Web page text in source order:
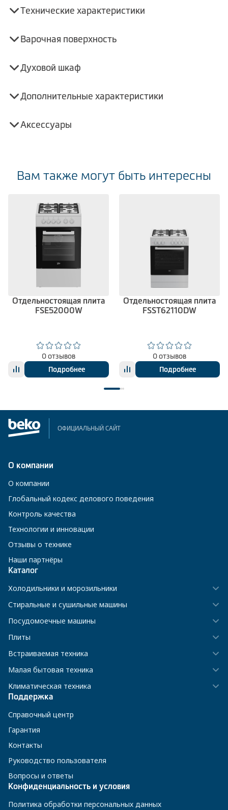
Технические характеристики
Варочная поверхность
Духовой шкаф
Дополнительные характеристики
Аксессуары
Вам также могут быть интересны
Отдельностоящая плита
FSE52000W
0 отзывов
Подробнее
Отдельностоящая плита
FSST62110DW
0 отзывов
Подробнее
ОФИЦИАЛЬНЫЙ САЙТ
О компании
О компании
Глобальный кодекс делового поведения
Контроль качества
Технологии и инновации
Отзывы о технике
Наши партнёры
Каталог
Холодильники и морозильники
Стиральные и сушильные машины
Посудомоечные машины
Плиты
Встраиваемая техника
Малая бытовая техника
Климатическая техника
Поддержка
Справочный центр
Гарантия
Контакты
Руководство пользователя
Вопросы и ответы
Конфиденциальность и условия
Политика обработки персональных данных